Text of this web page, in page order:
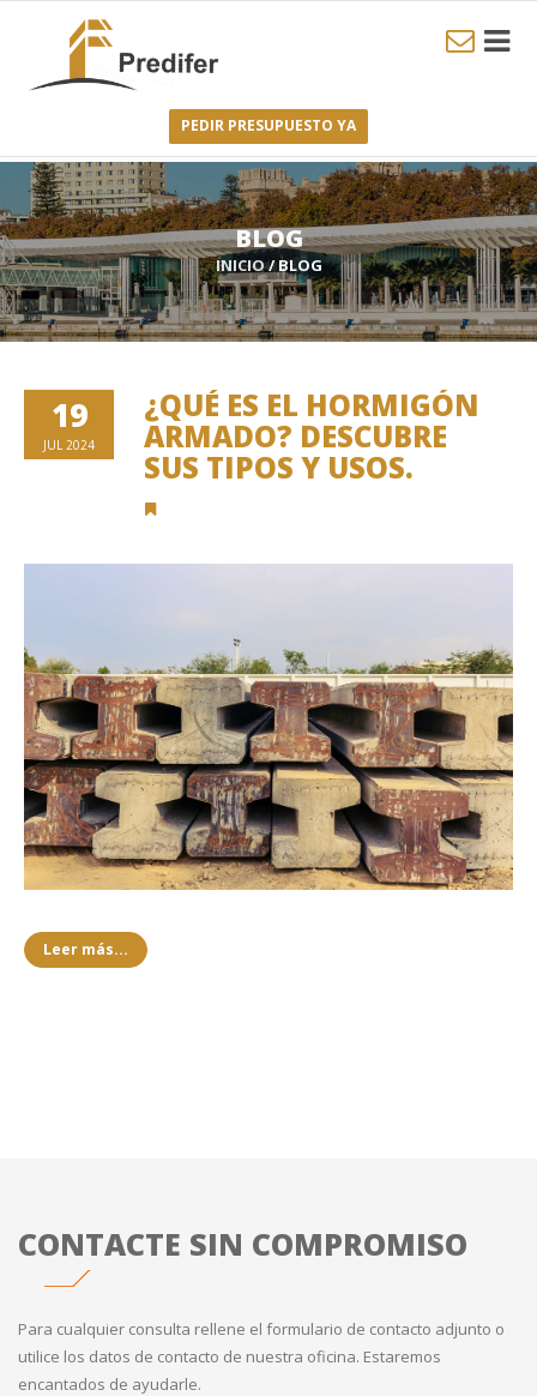
PEDIR PRESUPUESTO YA
BLOG
INICIO/ BLOG
19
JUL 2024
¿QUÉ ES EL HORMIGÓN
ARMADO? DESCUBRE
SUS TIPOS Y USOS.
Leer más...
CONTACTE SIN COMPROMISO
Para cualquier consulta rellene el formulario de contacto adjunto o
utilice los datos de contacto de nuestra oficina. Estaremos
encantados de ayudarle.